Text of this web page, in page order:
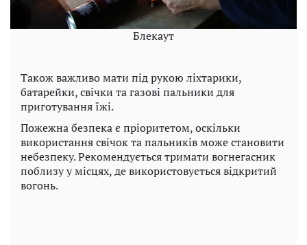
Блекаут
Також важливо мати під рукою ліхтарики,
батарейки, свічки та газові пальники для
приготування їжі.
Пожежна безпека є пріоритетом, оскільки
використання свічок та пальників може становити
небезпеку. Рекомендується тримати вогнегасник
поблизу у місцях, де використовується відкритий
вогонь.